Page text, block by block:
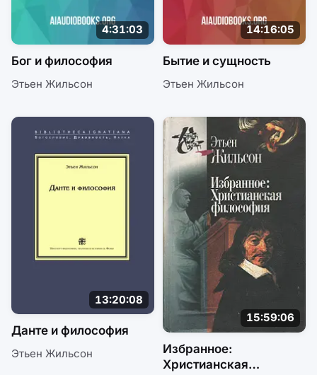
4:31:03
Бог и философия
Этьен Жильсон
14:16:05
Бытие и сущность
Этьен Жильсон
13:20:08
Данте и философия
Этьен Жильсон
15:59:06
Избранное:
Христианская